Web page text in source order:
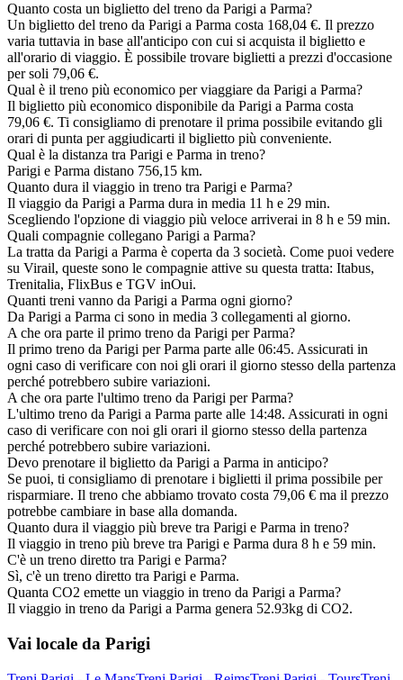
Quanto costa un biglietto del treno da Parigi a Parma?
Un biglietto del treno da Parigi a Parma costa 168,04 €. Il prezzo
varia tuttavia in base all'anticipo con cui si acquista il biglietto e
all'orario di viaggio. È possibile trovare biglietti a prezzi d'occasione
per soli 79,06 €.
Qual è il treno più economico per viaggiare da Parigi a Parma?
Il biglietto più economico disponibile da Parigi a Parma costa
79,06 €. Ti consigliamo di prenotare il prima possibile evitando gli
orari di punta per aggiudicarti il biglietto più conveniente.
Qual è la distanza tra Parigi e Parma in treno?
Parigi e Parma distano 756,15 km.
Quanto dura il viaggio in treno tra Parigi e Parma?
Il viaggio da Parigi a Parma dura in media 11 h e 29 min.
Scegliendo l'opzione di viaggio più veloce arriverai in 8 h e 59 min.
Quali compagnie collegano Parigi a Parma?
La tratta da Parigi a Parma è coperta da 3 società. Come puoi vedere
su Virail, queste sono le compagnie attive su questa tratta: Itabus,
Trenitalia, FlixBus e TGV inOui.
Quanti treni vanno da Parigi a Parma ogni giorno?
Da Parigi a Parma ci sono in media 3 collegamenti al giorno.
A che ora parte il primo treno da Parigi per Parma?
Il primo treno da Parigi per Parma parte alle 06:45. Assicurati in
ogni caso di verificare con noi gli orari il giorno stesso della partenza
perché potrebbero subire variazioni.
A che ora parte l'ultimo treno da Parigi per Parma?
L'ultimo treno da Parigi a Parma parte alle 14:48. Assicurati in ogni
caso di verificare con noi gli orari il giorno stesso della partenza
perché potrebbero subire variazioni.
Devo prenotare il biglietto da Parigi a Parma in anticipo?
Se puoi, ti consigliamo di prenotare i biglietti il prima possibile per
risparmiare. Il treno che abbiamo trovato costa 79,06 € ma il prezzo
potrebbe cambiare in base alla domanda.
Quanto dura il viaggio più breve tra Parigi e Parma in treno?
Il viaggio in treno più breve tra Parigi e Parma dura 8 h e 59 min.
C'è un treno diretto tra Parigi e Parma?
Sì, c'è un treno diretto tra Parigi e Parma.
Quanta CO2 emette un viaggio in treno da Parigi a Parma?
Il viaggio in treno da Parigi a Parma genera 52.93kg di CO2.
Vai locale da Parigi